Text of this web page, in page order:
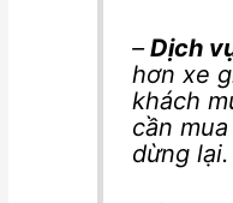
–Dịch
hơn xe
khách
cần
dừng lại.